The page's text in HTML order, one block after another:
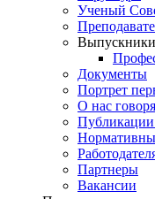
Ученый
Выпускники
Документы
Портрет
О нас
Партнеры
Вакансии